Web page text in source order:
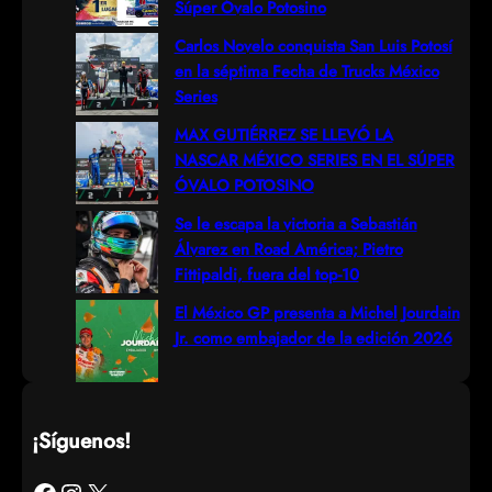
Súper Óvalo Potosino
Carlos Novelo conquista San Luis Potosí
en la séptima Fecha de Trucks México
Series
MAX GUTIÉRREZ SE LLEVÓ LA
NASCAR MÉXICO SERIES EN EL SÚPER
ÓVALO POTOSINO
Se le escapa la victoria a Sebastián
Álvarez en Road América; Pietro
Fittipaldi, fuera del top-10
El México GP presenta a Michel Jourdain
Jr. como embajador de la edición 2026
¡Síguenos!